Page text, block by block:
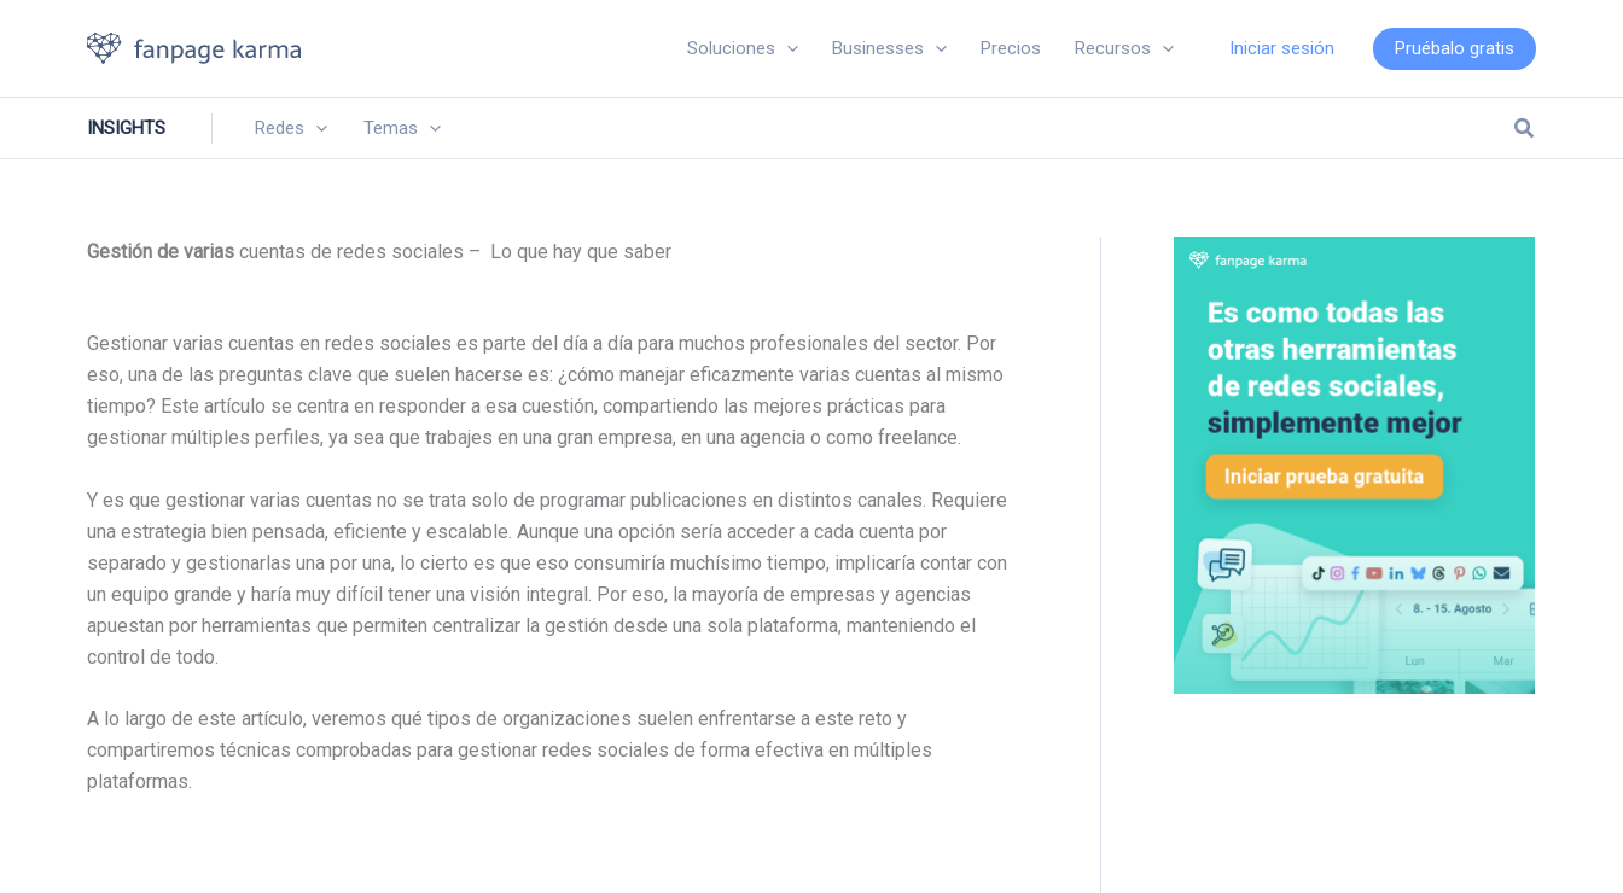
Soluciones Businesses Precios Recursos Iniciar sesión Pruébalo gratis
INSIGHTS Redes Temas Buscar
Gestión de varias cuentas de redes sociales – Lo que hay que saber
Gestionar varias cuentas en redes sociales es parte del día a día para muchos profesionales del sector. Por
eso, una de las preguntas clave que suelen hacerse es: ¿cómo manejar eficazmente varias cuentas al mismo
tiempo? Este artículo se centra en responder a esa cuestión, compartiendo las mejores prácticas para
gestionar múltiples perfiles, ya sea que trabajes en una gran empresa, en una agencia o como freelance.
Y es que gestionar varias cuentas no se trata solo de programar publicaciones en distintos canales. Requiere
una estrategia bien pensada, eficiente y escalable. Aunque una opción sería acceder a cada cuenta por
separado y gestionarlas una por una, lo cierto es que eso consumiría muchísimo tiempo, implicaría contar con
un equipo grande y haría muy difícil tener una visión integral. Por eso, la mayoría de empresas y agencias
apuestan por herramientas que permiten centralizar la gestión desde una sola plataforma, manteniendo el
control de todo.
A lo largo de este artículo, veremos qué tipos de organizaciones suelen enfrentarse a este reto y
compartiremos técnicas comprobadas para gestionar redes sociales de forma efectiva en múltiples
plataformas.